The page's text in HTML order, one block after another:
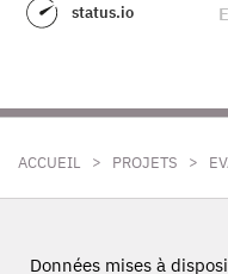
status.io
ACCUEIL > PROJETS >
Données mises à